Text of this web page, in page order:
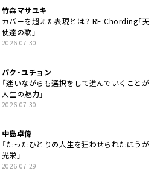
竹森マサユキ
カバーを超えた表現とは？ RE:Chording「天
使達の歌」
2026.07.30
パク・ユチョン
「迷いながらも選択をして進んでいくことが
人生の魅力」
2026.07.30
中島卓偉
「たったひとりの人生を狂わせられたほうが
光栄」
2026.07.29